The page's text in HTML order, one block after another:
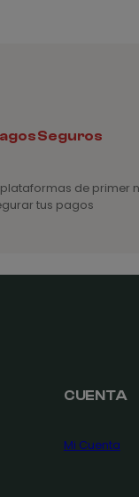
Seguros
de primer
tus pagos
CUENTA
Mi Cuenta